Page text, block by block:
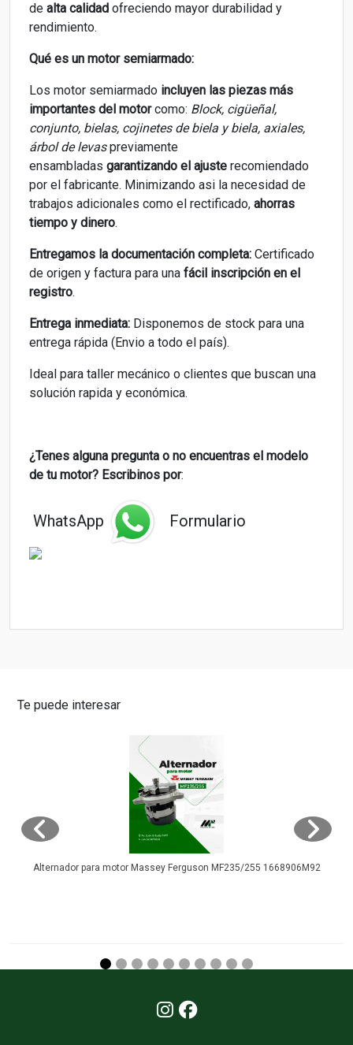
de alta calidad ofreciendo mayor durabilidad y
rendimiento.
Qué es un motor semiarmado:
Los motor semiarmado incluyen las piezas más
importantes del motorcomo: Block, cigüeñal,
conjunto, bielas, cojinetes de biela y biela, axiales,
árbol de levaspreviamente
ensambladas garantizando el ajuste recomiendado
por el fabricante. Minimizando asi la necesidad de
trabajos adicionales como el rectificado, ahorras
tiempo y dinero.
Entregamos la documentación completa: Certificado
de origen y factura para una fácil inscripción en el
registro.
Entrega inmediata: Disponemos de stock para una
entrega rápida (Envio a todo el país).
Ideal para taller mecánico o clientes que buscan una
solución rapida y económica.
¿Tenes alguna pregunta o no encuentras el modelo
de tu motor? Escribinos por:
WhatsApp Formulario
Te puede interesar
Alternador para motor Massey Ferguson MF235/255 1668906M92